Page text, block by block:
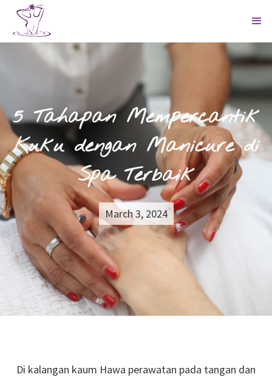
5 Tahapan Mempercantik
Kuku dengan Manicure di
Spa Terbaik
March 3, 2024
Di kalangan kaum Hawa perawatan pada tangan dan